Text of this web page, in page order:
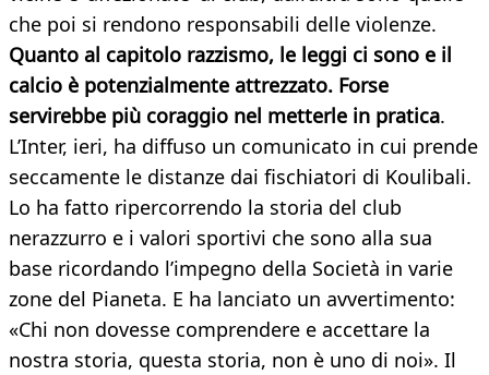
che poi si rendono responsabili delle violenze.
Quanto al capitolo razzismo, le leggi ci sono e il
calcio è potenzialmente attrezzato. Forse
servirebbe più coraggio nel metterle in pratica.
L’Inter, ieri, ha diffuso un comunicato in cui prende
seccamente le distanze dai fischiatori di Koulibali.
Lo ha fatto ripercorrendo la storia del club
nerazzurro e i valori sportivi che sono alla sua
base ricordando l’impegno della Società in varie
zone del Pianeta. E ha lanciato un avvertimento:
«Chi non dovesse comprendere e accettare la
nostra storia, questa storia, non è uno di noi». Il